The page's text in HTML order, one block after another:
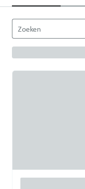
Nieuwe of gebruikte
Oogsttechniek tegen
Zoeken